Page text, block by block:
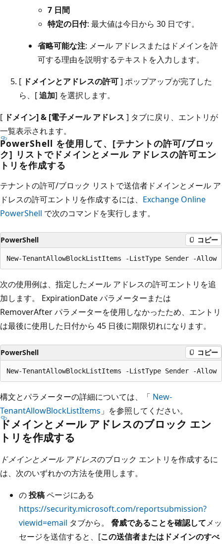
7 日間
特定の日付: 最大値は今日から 30 日です。
省略可能な注: メール アドレスまたはドメインを許
可する理由を説明するテキストを入力します。
[ ドメインとアドレスの許可] ポップアップが完了した
ら、[追加] を選択します。
[ ドメイン] & [電子メール アドレス ] タブに戻り、エントリが
一覧表示されます。
PowerShell を使用して、[テナントの許可/ブロッ
ク] リストでドメインとメール アドレスの許可エン
トリを作成する
テナントの許可/ブロック リストで送信者ドメインとメール ア
ドレスの許可エントリを作成するには、 Exchange Online
PowerShell で次のコマンドを実行します。
PowerShell コピー
次の使用例は、指定したメール アドレスの許可エントリを追
加します。 ExpirationDate パラメーターまたは
RemoverAfter パラメーターを使用しなかったため、エントリ
は最後に使用した日付から 45 日後に期限切れになります。
PowerShell コピー
構文とパラメーターの詳細については、「 New-
TenantAllowBlockListItems 」を参照してください。
ドメインとメール アドレスのブロック エン
トリを作成する
ドメインとメール アドレスのブロック エントリを作成するに
は、次のいずれかの方法を使用します。
の投稿ページにある
https://security.microsoft.com/reportsubmission?
viewid=email タブから。 脅威であることを確認してメッ
セージを送信すると、[この送信者またはドメインのすべ